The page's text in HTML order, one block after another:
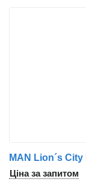
MAN Lion´s
Ціна за запитом